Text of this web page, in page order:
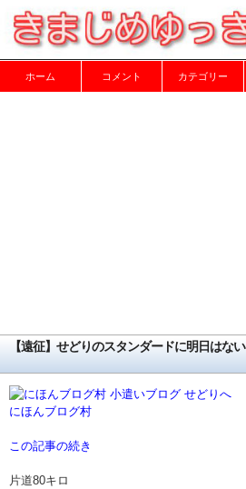
ホーム コメント カテゴリー
【遠征】せどりのスタンダードに明日はない
にほんブログ村
この記事の続き
片道80キロ